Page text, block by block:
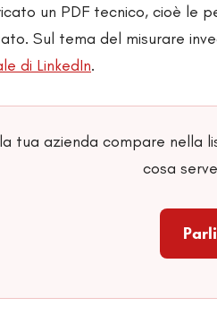
un PDF tecnico, cioè le
Sul tema del misurare
di LinkedIn.
tua azienda compare
cosa